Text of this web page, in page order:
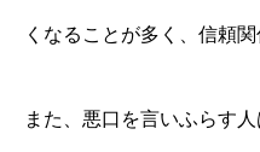
くなることが多く、信頼
また、悪口を言いふらす